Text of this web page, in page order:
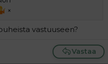
×
vastuuseen?
Vastaa